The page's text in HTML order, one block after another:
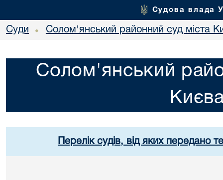
Судова влада
Суди • Солом'янський районний суд міста
Солом'янський
Перелік судів, від яких передано